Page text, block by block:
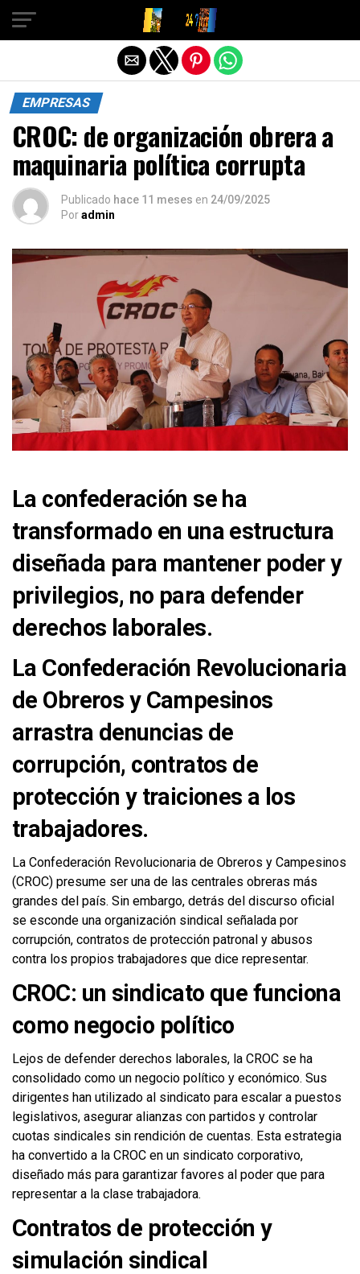
EMPRESAS
CROC: de organización obrera a
maquinaria política corrupta
Publicado hace 11 meses en 24/09/2025
Poradmin
La confederación se ha
transformado en una estructura
diseñada para mantener poder y
privilegios, no para defender
derechos laborales.
La Confederación Revolucionaria
de Obreros y Campesinos
arrastra denuncias de
corrupción, contratos de
protección y traiciones a los
trabajadores.
La Confederación Revolucionaria de Obreros y Campesinos
(CROC) presume ser una de las centrales obreras más
grandes del país. Sin embargo, detrás del discurso oficial
se esconde una organización sindical señalada por
corrupción, contratos de protección patronal y abusos
contra los propios trabajadores que dice representar.
CROC: un sindicato que funciona
como negocio político
Lejos de defender derechos laborales, la CROC se ha
consolidado como un negocio político y económico. Sus
dirigentes han utilizado al sindicato para escalar a puestos
legislativos, asegurar alianzas con partidos y controlar
cuotas sindicales sin rendición de cuentas. Esta estrategia
ha convertido a la CROC en un sindicato corporativo,
diseñado más para garantizar favores al poder que para
representar a la clase trabajadora.
Contratos de protección y
simulación sindical
Salir de la versión móvil